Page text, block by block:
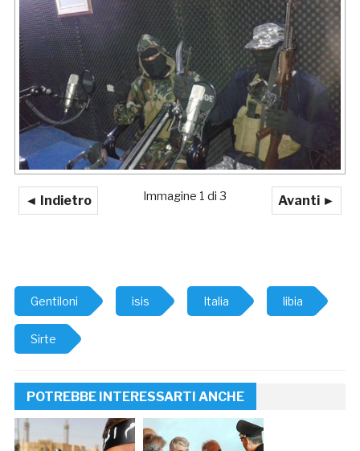
◄ Indietro Avanti ►
Immagine 1 di 3
Gentiloni isis Italia libia
Sirte
POTREBBE INTERESSARTI ANCHE